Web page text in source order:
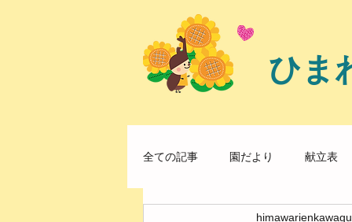
ひま
全ての記事 園だより 献立表